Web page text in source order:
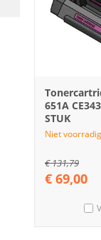
651A
STUK
Niet
€131,79
€ 69,00